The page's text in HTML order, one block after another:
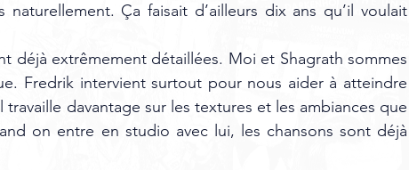
Ça faisait d’ailleurs dix ans qu’il voulait
déjà extrêmement détaillées. Moi et Shagrath sommes
Fredrik intervient surtout pour nous aider à atteindre
davantage sur les textures et les ambiances que
on entre en studio avec lui, les chansons sont déjà